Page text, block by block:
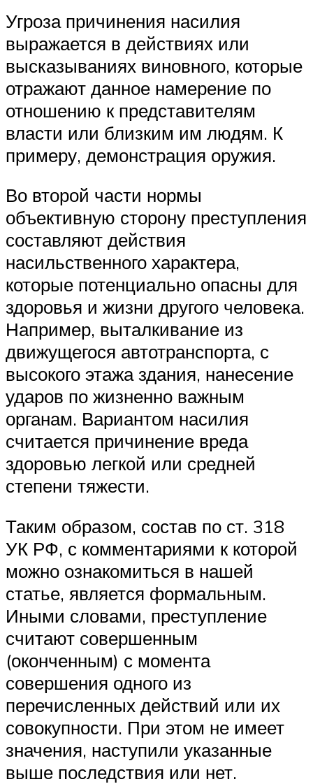
Угроза причинения насилия
выражается в действиях или
высказываниях виновного, которые
отражают данное намерение по
отношению к представителям
власти или близким им людям. К
примеру, демонстрация оружия.
Во второй части нормы
объективную сторону преступления
составляют действия
насильственного характера,
которые потенциально опасны для
здоровья и жизни другого человека.
Например, выталкивание из
движущегося автотранспорта, с
высокого этажа здания, нанесение
ударов по жизненно важным
органам. Вариантом насилия
считается причинение вреда
здоровью легкой или средней
степени тяжести.
Таким образом, состав по ст. 318
УК РФ, с комментариями к которой
можно ознакомиться в нашей
статье, является формальным.
Иными словами, преступление
считают совершенным
(оконченным) с момента
совершения одного из
перечисленных действий или их
совокупности. При этом не имеет
значения, наступили указанные
выше последствия или нет.